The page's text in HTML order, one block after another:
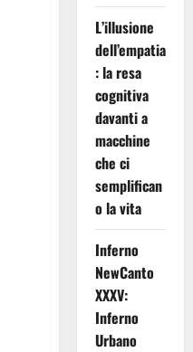
L’illusione
dell’empatia
: la resa
cognitiva
davanti a
macchine
che ci
semplifican
o la vita
Inferno
NewCanto
XXXV:
Inferno
Urbano